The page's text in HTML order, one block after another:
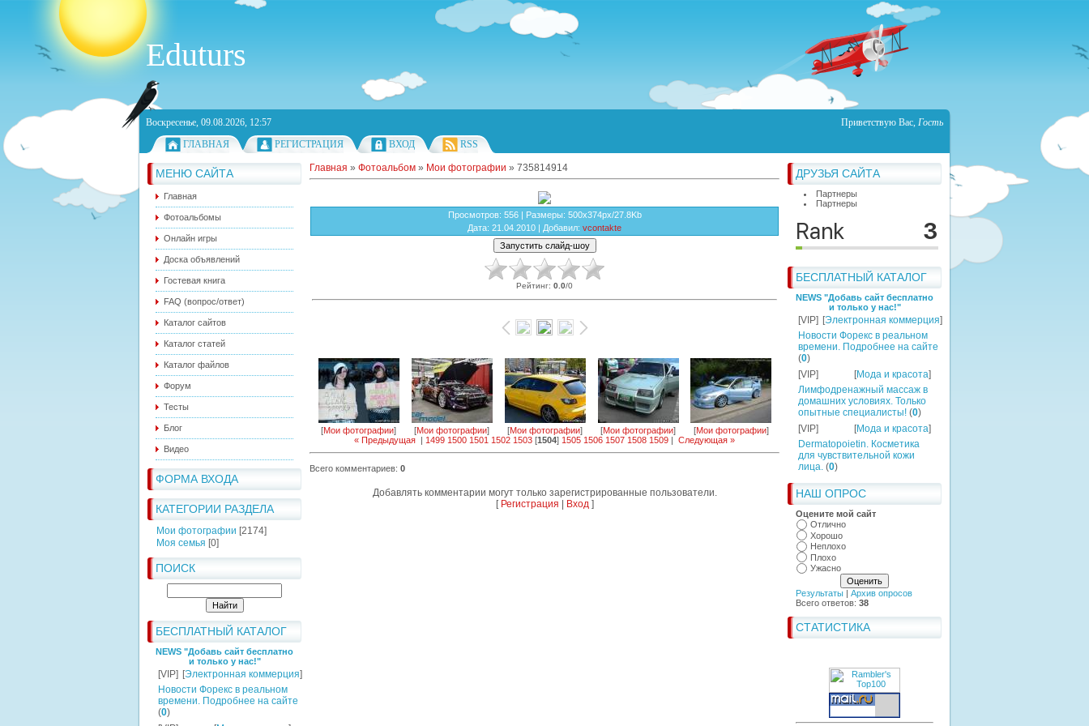
Eduturs
Воскресенье, 09.08.2026, 12:57 Приветствую Вас, Гость
ГЛАВНАЯ
РЕГИСТРАЦИЯ ВХОД RSS
МЕНЮ САЙТА
Главная
Фотоальбомы
Онлайн игры
Доска объявлений
Гостевая книга
FAQ (вопрос/ответ)
Каталог сайтов
Каталог статей
Каталог файлов
Форум
Тесты
Блог
Видео
ФОРМА ВХОДА
КАТЕГОРИИ РАЗДЕЛА
Мои фотографии [2174]
Моя семья [0]
ПОИСК
БЕСПЛАТНЫЙ КАТАЛОГ
NEWS "Добавь сайт бесплатно
и только у нас!"
[VIP] [Электронная коммерция]
Новости Форекс в реальном
времени. Подробнее на сайте
(0)
ДРУЗЬЯ САЙТА
Партнеры
Партнеры
БЕСПЛАТНЫЙ КАТАЛОГ
NEWS "Добавь сайт бесплатно
и только у нас!"
[VIP] [Электронная коммерция]
Новости Форекс в реальном
времени. Подробнее на сайте
(0)
[VIP]
[Мода и красота]
Лимфодренажный массаж в
домашних условиях. Только
опытные специалисты! (0)
[VIP]
[Мода и красота]
Dermatopoietin. Косметика
для чувствительной кожи
лица. (0)
НАШ ОПРОС
Оцените мой сайт
Отлично
Хорошо
Неплохо
Плохо
Ужасно
Результаты | Архив опросов
Всего ответов: 38
СТАТИСТИКА
Главная » Фотоальбом » Мои фотографии » 735814914
Просмотров: 556 | Размеры: 500x374px/27.8Kb
Дата: 21.04.2010 | Добавил: vcontakte
Рейтинг: 0.0/0
[Мои фотографии] [Мои фотографии] [Мои фотографии] [Мои фотографии] [Мои фотографии]
« Предыдущая | 1499 1500 1501 1502 1503 [1504] 1505 1506 1507 1508 1509 | Следующая »
Всего комментариев: 0
Добавлять комментарии могут только зарегистрированные пользователи.
[ Регистрация Вход]